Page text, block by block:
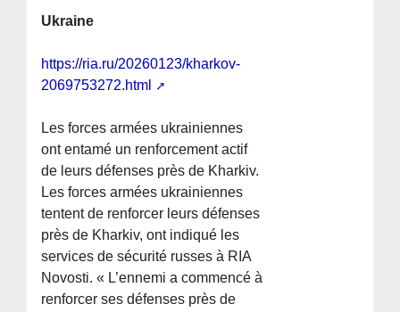
Ukraine
https://ria.ru/20260123/kharkov-
2069753272.html
Les forces armées ukrainiennes
ont entamé un renforcement actif
de leurs défenses près de Kharkiv.
Les forces armées ukrainiennes
tentent de renforcer leurs défenses
près de Kharkiv, ont indiqué les
services de sécurité russes à RIA
Novosti. « L’ennemi a commencé à
renforcer ses défenses près de